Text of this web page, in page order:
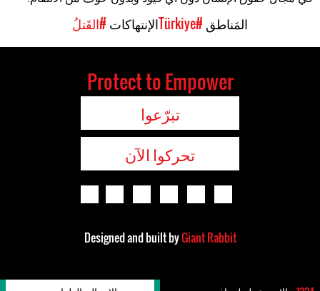
المَناطق #Türkiye الإنتهاكات #القَتلُ
Protect to Empower
تبرّعوا
تحركوا الآن
Designed and built byGiant Rabbit